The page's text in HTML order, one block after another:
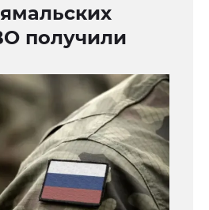
получили